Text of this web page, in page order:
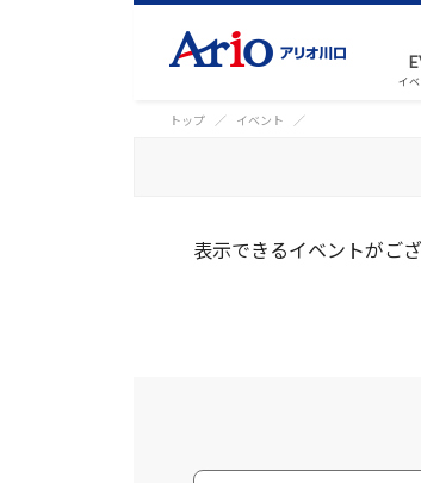
イ
トップ イベント
表示できるイベントがござ